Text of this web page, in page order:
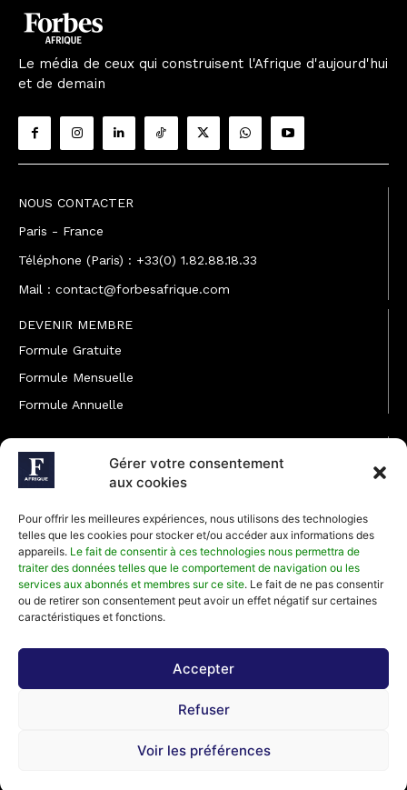
Gérer votre consentement
aux cookies
Pour offrir les meilleures expériences, nous utilisons des technologies
telles que les cookies pour stocker et/ou accéder aux informations des
appareils. Le fait de consentir à ces technologies nous permettra de
traiter des données telles que le comportement de navigation ou les
services aux abonnés et membres sur ce site. Le fait de ne pas consentir
ou de retirer son consentement peut avoir un effet négatif sur certaines
caractéristiques et fonctions.
Accepter
Refuser
Voir les préférences
Le média de ceux qui construisent l'Afrique d'aujourd'hui
et de demain
NOUS CONTACTER
Paris - France
Téléphone (Paris) : +33(0) 1.82.88.18.33
Mail : contact@forbesafrique.com
DEVENIR MEMBRE
Formule Gratuite
Formule Mensuelle
Formule Annuelle
JOINDRE L'ÉQUIPE
Rédaction
Développement commercial
Communiquer avec Forbes Afrique
Média Kit 2026
Abonnez-vous à la newsletter de Forbes Afrique et recevez
régulièrement nos meilleurs articles